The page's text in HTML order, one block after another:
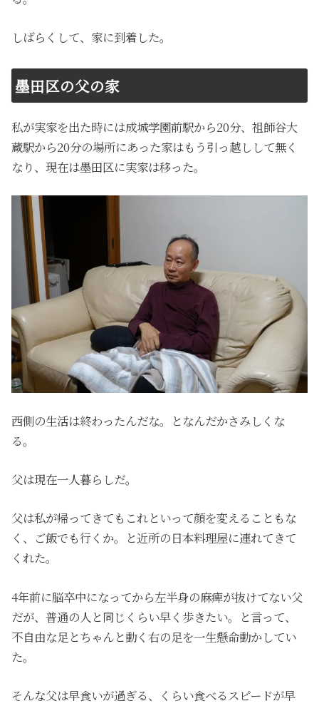
しばらくして、家に到着した。
墨田区の父の家
私が実家を出た時には成城学園前駅から20分、祖師谷大
蔵駅から20分の場所にあった家はもう引っ越しして無く
なり、現在は墨田区に実家は移った。
西側の生活は終わったんだな。となんだかさみしくな
る。
父は現在一人暮らしだ。
父は私が帰ってきてもこれといって顔を変えることもな
く、ご飯でも行くか。と近所の日本料理屋に連れてきて
くれた。
4年前に脳卒中になってから左半身の麻痺が抜けてない父
だが、普通の人と同じくらい早く歩きたい。と言って、
不自由な足とちゃんと動く右の足を一生懸命動かしてい
た。
そんな父は早食いが過ぎる、くらい食べるスピードが早